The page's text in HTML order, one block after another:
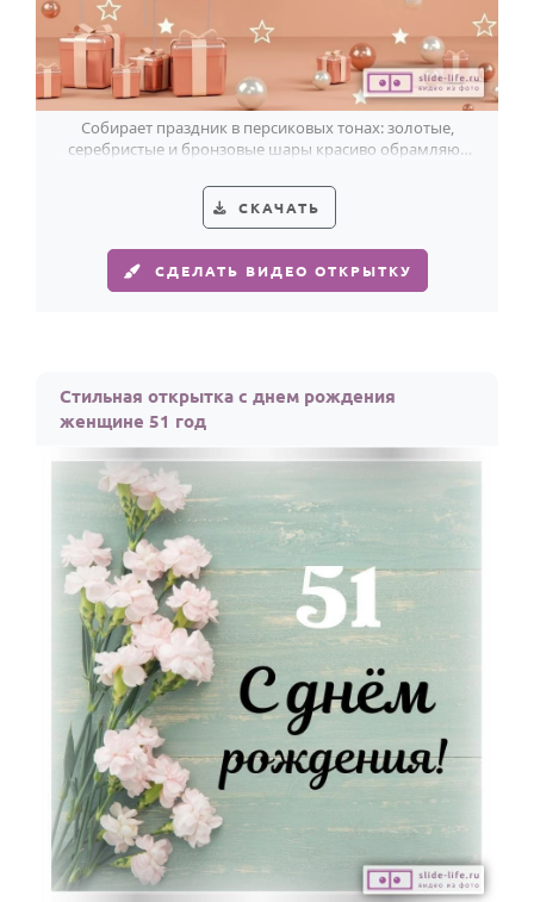
Собирает праздник в персиковых тонах: золотые,
серебристые и бронзовые шары красиво обрамляют
СКАЧАТЬ
СДЕЛАТЬ ВИДЕО ОТКРЫТКУ
Стильная открытка с днем рождения
женщине 51 год